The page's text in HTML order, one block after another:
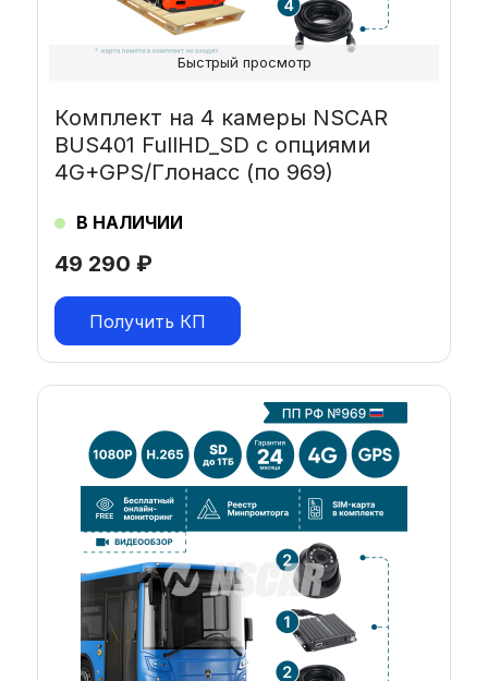
49 290 ₽
Комплект на 4 камеры NSCAR
BUS401 FullHD_SD с опциями
4G+GPS/Глонасс (по 969)
В НАЛИЧИИ
Получить КП
Быстрый просмотр